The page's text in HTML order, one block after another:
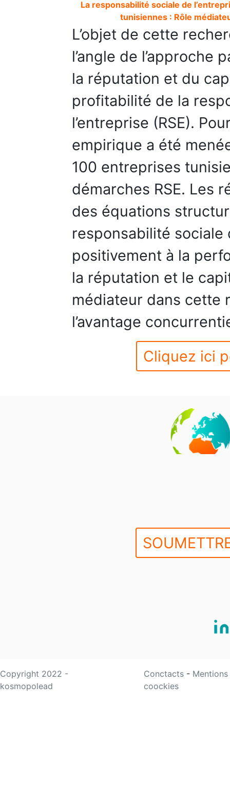
La responsabilité sociale de
tunisiennes : Rôle
L’objet de cette
l’angle de l’approche
la réputation et du
profitabilité de la
l’entreprise (RSE).
empirique a été
100 entreprises
démarches RSE. Les
des équations
responsabilité sociale
positivement à la
la réputation et le
médiateur dans cette
l’avantage
Cliquez ici
Copyright 2022 -
kosmopolead
Conctacts -
coockies